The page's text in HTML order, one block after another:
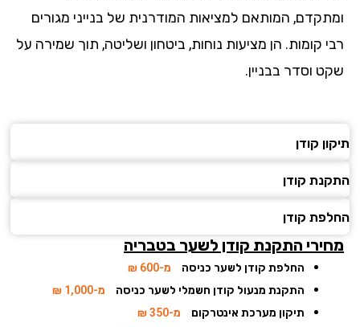
המותאם למציאות המודרנית של בנייני מגורים
קומות. הן מציעות נוחות, ביטחון ושליטה, תוך שמירה על
וסדר בבניין.
קודן
קודן
קודן
התקנת קודן לשערבטבריה
החלפת קודן לשער כניסה
מ-600 ₪
התקנת מנעול קודן חשמלי לשער כניסה
מ-1,000 ₪
תיקון מערכת אינטרקום
מ-350 ₪